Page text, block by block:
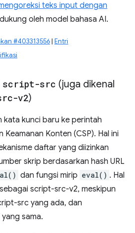
teks input dengan
oleh model bahasa AI.
#403313556| Entri
script-src (juga dikenal
v2)
kata kunci baru ke perintah
Keamanan Konten (CSP). Hal ini
daftar yang diizinkan
skrip berdasarkan hash URL
dan fungsi mirip eval() . Hal
script-src-v2, meskipun
src yang ada, dan
sama.